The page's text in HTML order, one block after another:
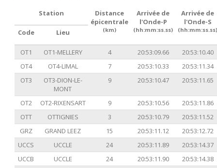
Station
Distance
épicentrale
(km)
Arrivée de
l'Onde-P
(hh:mm:ss.ss)
Arrivée de
l'Onde-S
(hh:mm:ss.ss)
Code Lieu
OT1 OT1-MELLERY 4 20:53:09.66
20:53:10.40
OT4
OT4-LIMAL 7 20:53:10.33
20:53:11.34
OT3
OT3-DION-LE-
MONT
9 20:53:10.47 20:53:11.65
OT2 OT2-RIXENSART 9 20:53:10.56
20:53:11.86
OTT
OTTIGNIES 3 20:53:10.79
20:53:11.52
GRZ
GRAND LEEZ 15 20:53:11.12
20:53:12.72
UCCS
UCCLE 24 20:53:11.89
20:53:14.37
UCCB
UCCLE 24 20:53:11.90
20:53:14.38